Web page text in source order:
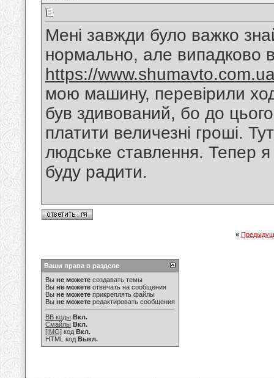
Мені завжди було важко
нормально, але випадково
https://
мою машину, перевірили
був здивований, бо до
платити величезні гроші.
людське ставлення. Тепер
буду радити.
«
Ваши права в разделе
Вы не можете создавать темы
Вы не можете отвечать на сообщения
Вы не можете прикреплять файлы
Вы не можете редактировать сообщения
BB коды Вкл.
Смайлы Вкл.
[IMG] код Вкл.
HTML код Выкл.